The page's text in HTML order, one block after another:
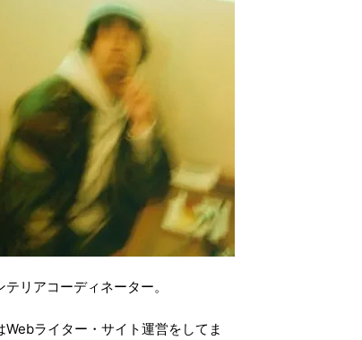
テリアコーディネーター。
Webライター・サイト運営をしてま